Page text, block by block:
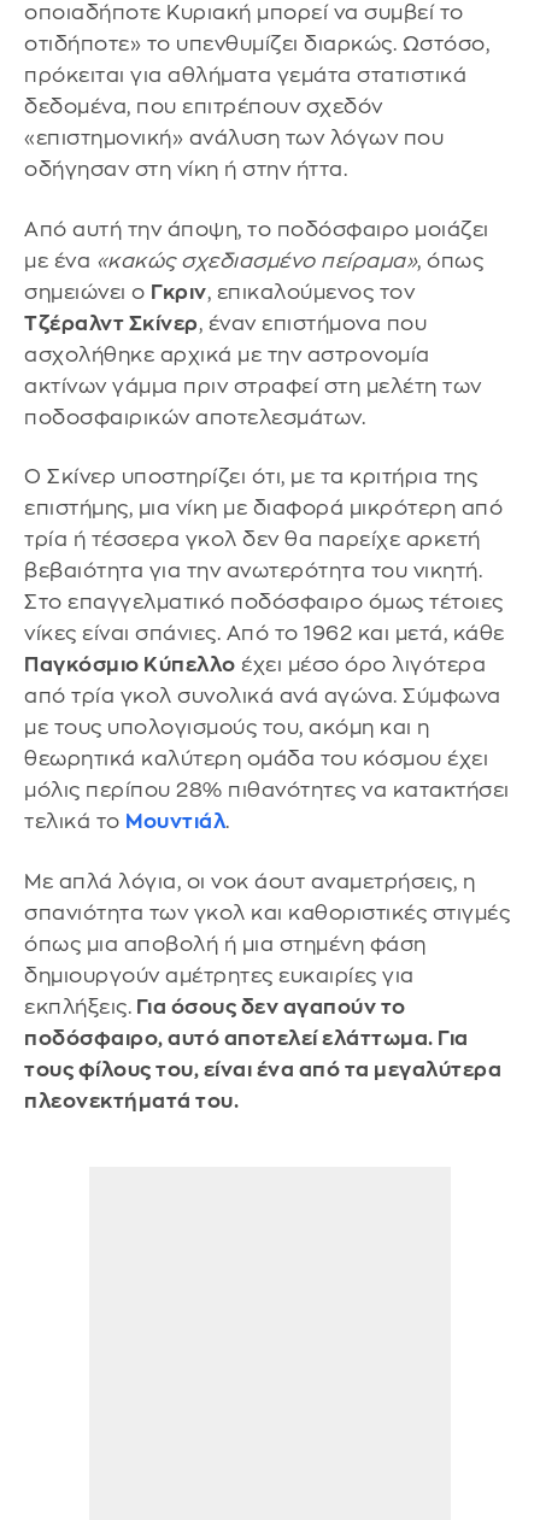
οποιαδήποτε Κυριακή μπορεί να συμβεί το
οτιδήποτε» το υπενθυμίζει διαρκώς. Ωστόσο,
πρόκειται για αθλήματα γεμάτα στατιστικά
δεδομένα, που επιτρέπουν σχεδόν
«επιστημονική» ανάλυση των λόγων που
οδήγησαν στη νίκη ή στην ήττα.
Από αυτή την άποψη, το ποδόσφαιρο μοιάζει
με ένα «κακώς σχεδιασμένο πείραμα», όπως
σημειώνει ο Γκριν, επικαλούμενος τον
Τζέραλντ Σκίνερ, έναν επιστήμονα που
ασχολήθηκε αρχικά με την αστρονομία
ακτίνων γάμμα πριν στραφεί στη μελέτη των
ποδοσφαιρικών αποτελεσμάτων.
Ο Σκίνερ υποστηρίζει ότι, με τα κριτήρια της
επιστήμης, μια νίκη με διαφορά μικρότερη από
τρία ή τέσσερα γκολ δεν θα παρείχε αρκετή
βεβαιότητα για την ανωτερότητα του νικητή.
Στο επαγγελματικό ποδόσφαιρο όμως τέτοιες
νίκες είναι σπάνιες. Από το 1962 και μετά, κάθε
Παγκόσμιο Κύπελλο έχει μέσο όρο λιγότερα
από τρία γκολ συνολικά ανά αγώνα. Σύμφωνα
με τους υπολογισμούς του, ακόμη και η
θεωρητικά καλύτερη ομάδα του κόσμου έχει
μόλις περίπου 28% πιθανότητες να κατακτήσει
τελικά το Μουντιάλ.
Με απλά λόγια, οι νοκ άουτ αναμετρήσεις, η
σπανιότητα των γκολ και καθοριστικές στιγμές
όπως μια αποβολή ή μια στημένη φάση
δημιουργούν αμέτρητες ευκαιρίες για
εκπλήξεις. Για όσους δεν αγαπούν το
ποδόσφαιρο, αυτό αποτελεί ελάττωμα. Για
τους φίλους του, είναι ένα από τα μεγαλύτερα
πλεονεκτήματά του.